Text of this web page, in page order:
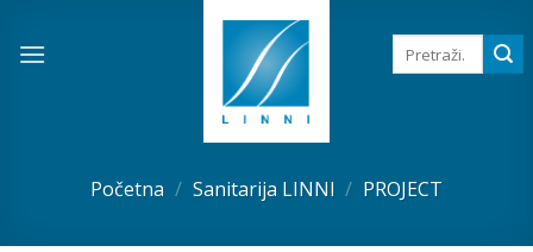
Pretraga
za:
Početna / Sanitarija LINNI / PROJECT